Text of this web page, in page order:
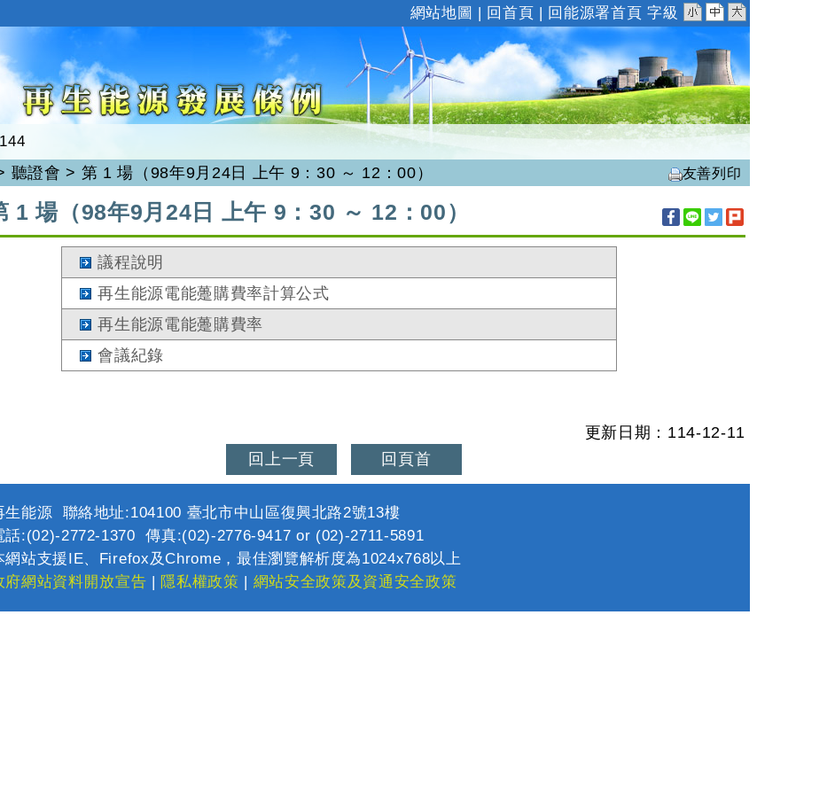
:::
網站地圖 | 回首頁 | 回能源署首頁 字級
聽證會 > 第 1 場（98年9月24日 上午 9：30 ～ 12：00） 友善列印
1 場（98年9月24日 上午 9：30 ～ 12：00）
議程說明
再生能源電能躉購費率計算公式
再生能源電能躉購費率
會議紀錄
更新日期：114-12-11
回上一頁
回頁首
生能源 聯絡地址:104100 臺北市中山區復興北路2號13樓
話:(02)-2772-1370 傳真:(02)-2776-9417 or (02)-2711-5891
網站支援IE、Firefox及Chrome，最佳瀏覽解析度為1024x768以上
府網站資料開放宣告 | 隱私權政策 | 網站安全政策及資通安全政策